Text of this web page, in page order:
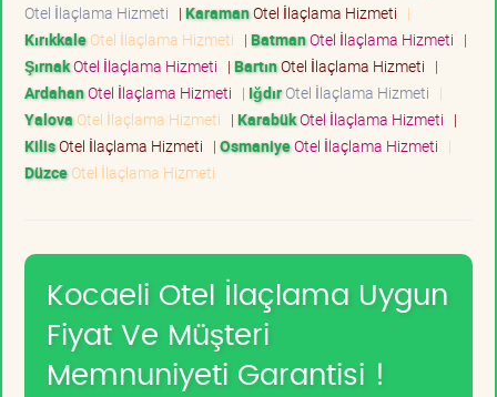
Otel İlaçlama Hizmeti | KaramanOtel İlaçlama Hizmeti |
KırıkkaleOtel İlaçlama Hizmeti | BatmanOtel İlaçlama Hizmeti |
ŞırnakOtel İlaçlama Hizmeti | BartınOtel İlaçlama Hizmeti |
ArdahanOtel İlaçlama Hizmeti | IğdırOtel İlaçlama Hizmeti |
Yalova Otel İlaçlama Hizmeti | KarabükOtel İlaçlama Hizmeti |
KilisOtel İlaçlama Hizmeti | OsmaniyeOtel İlaçlama Hizmeti |
DüzceOtel İlaçlama Hizmeti
Kocaeli Otel İlaçlama Uygun
Fiyat Ve Müşteri
Memnuniyeti Garantisi !